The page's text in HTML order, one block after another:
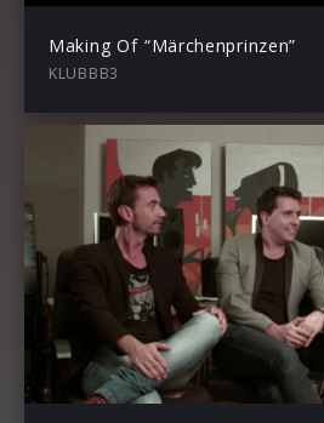
Making Of “Märchenprinzen”
KLUBBB3